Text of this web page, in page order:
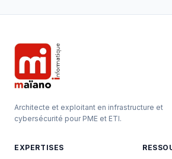
Architecte et exploitant en infrastructure et
cybersécurité pour PME et ETI.
EXPERTISES